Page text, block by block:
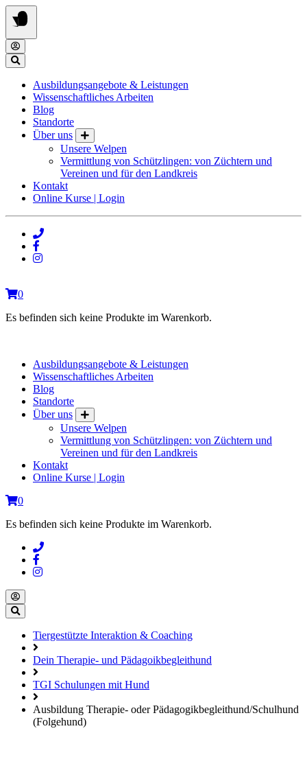
Springe
zum
Inhalt
Ausbildungsangebote & Leistungen
Wissenschaftliches Arbeiten
Blog
Standorte
Über uns
Unsere Welpen
Vermittlung von Schützlingen: von Züchtern und
Vereinen und für den Landkreis
Kontakt
Online Kurse | Login
0
Es befinden sich keine Produkte im Warenkorb.
Ausbildungsangebote & Leistungen
Wissenschaftliches Arbeiten
Blog
Standorte
Über uns
Unsere Welpen
Vermittlung von Schützlingen: von Züchtern und
Vereinen und für den Landkreis
Kontakt
Online Kurse | Login
0
Es befinden sich keine Produkte im Warenkorb.
Tiergestützte Interaktion & Coaching
Dein Therapie- und Pädagoikbegleithund
TGI Schulungen mit Hund
Ausbildung Therapie- oder Pädagogikbegleithund/Schulhund
(Folgehund)